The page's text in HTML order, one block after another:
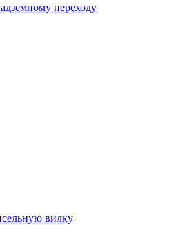
переходу
вилку